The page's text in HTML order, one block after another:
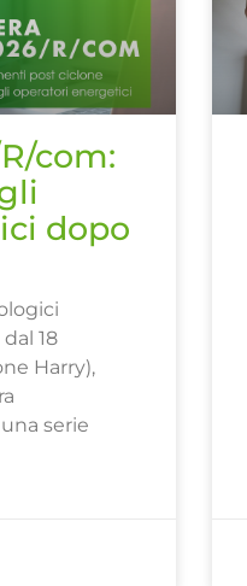
com:
dopo
18
Harry),
serie